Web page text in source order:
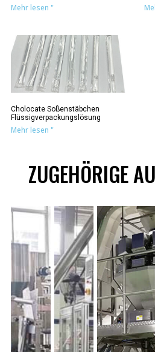
Mehr lesen "
Cholocate Soßenstäbchen
Flüssigverpackungslösung
Mehr lesen "
ZUGEHÖRIGE